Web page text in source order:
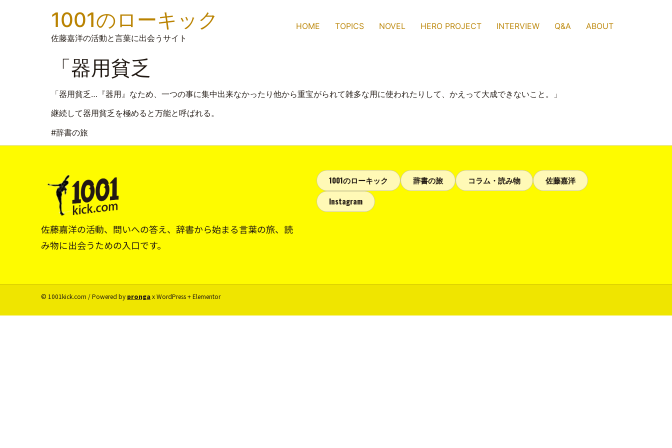
1001のローキック
佐藤嘉洋の活動と言葉に出会うサイト
HOME TOPICS NOVEL HERO PROJECT INTERVIEW Q&A ABOUT
「器用貧乏
「器用貧乏…『器用』なため、一つの事に集中出来なかったり他から重宝がられて雑多な用に使われたりして、かえって大成できないこと。」
継続して器用貧乏を極めると万能と呼ばれる。
#辞書の旅
佐藤嘉洋の活動、問いへの答え、辞書から始まる言葉の旅、読
み物に出会うための入口です。
1001のローキック 辞書の旅 コラム・読み物
佐藤嘉洋
Instagram
© 1001kick.com / Powered by prongax WordPress + Elementor